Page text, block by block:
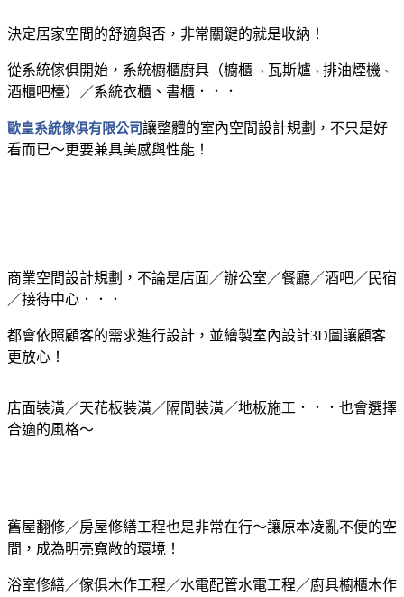
決定居家空間的舒適與否，非常關鍵的就是收納！
從系統傢俱開始，系統櫥櫃廚具（櫥櫃 、 瓦斯爐 、 排油煙機 、
酒櫃吧檯）／系統衣櫃、書櫃．．．
歐皇系統傢俱有限公司讓整體的室內空間設計規劃，不只是好
看而已～更要兼具美感與性能！
商業空間設計規劃，不論是店面／辦公室／餐廳／酒吧／民宿
／接待中心．．．
都會依照顧客的需求進行設計，並繪製室內設計3D圖讓顧客
更放心！
店面裝潢／天花板裝潢／隔間裝潢／地板施工．．．也會選擇
合適的風格～
舊屋翻修／房屋修繕工程也是非常在行～讓原本凌亂不便的空
間，成為明亮寬敞的環境！
浴室修繕／傢俱木作工程／水電配管水電工程／廚具櫥櫃木作